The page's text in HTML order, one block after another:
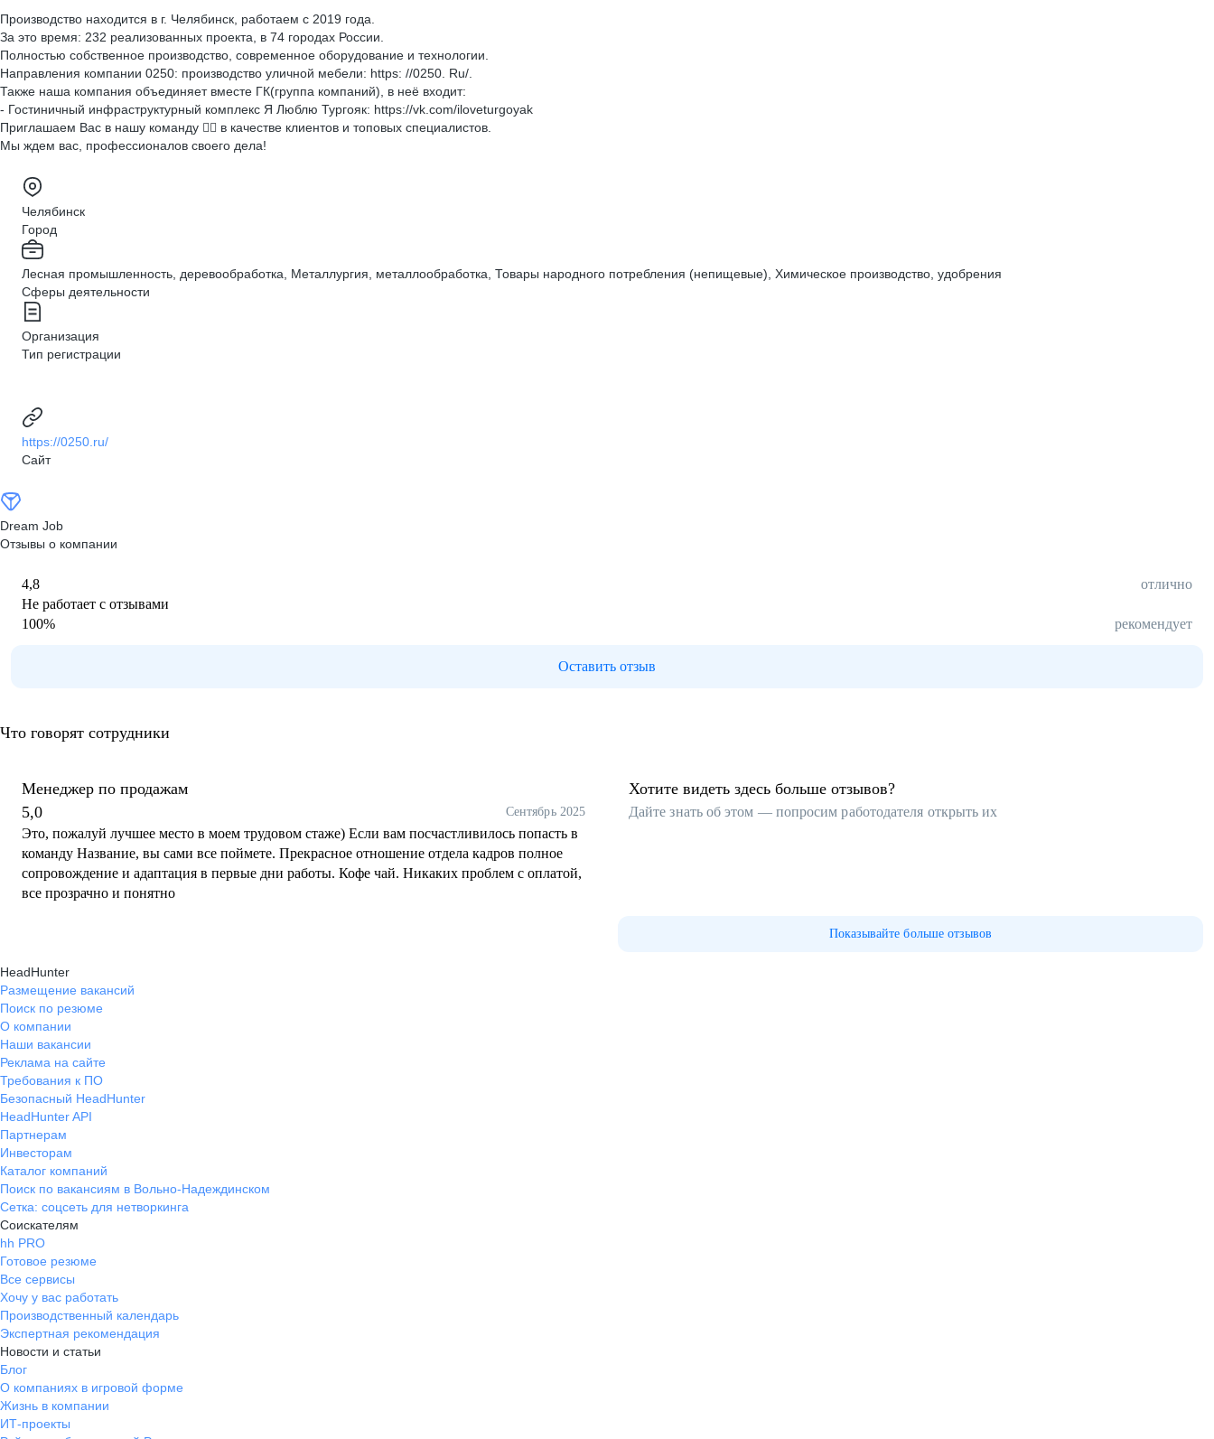
Производство находится в г. Челябинск, работаем с 2019 года.
За это время: 232 реализованных проекта, в 74 городах России.
Полностью собственное производство, современное оборудование и технологии.
Направления компании 0250: производство уличной мебели: https: //0250. Ru/.
Также наша компания объединяет вместе ГК(группа компаний), в неё входит:
- Гостиничный инфраструктурный комплекс Я Люблю Тургояк: https://vk.com/iloveturgoyak
Приглашаем Вас в нашу команду 💁‍♀️ в качестве клиентов и топовых специалистов.
Мы ждем вас, профессионалов своего дела!
Челябинск
Город
Лесная промышленность, деревообработка, Металлургия, металлообработка, Товары народного потребления (непищевые), Химическое производство, удобрения
Сферы деятельности
Организация
Тип регистрации
https://0250.ru/
Сайт
Dream Job
Отзывы о компании
4,8
отлично
Не работает с отзывами
100% рекомендует
Оставить отзыв
Что говорят сотрудники
Менеджер по продажам
5,0
Сентябрь 2025
Это, пожалуй лучшее место в моем трудовом стаже) Если вам посчастливилось попасть в
команду Название, вы сами все поймете. Прекрасное отношение отдела кадров полное
сопровождение и адаптация в первые дни работы. Кофе чай. Никаких проблем с оплатой,
все прозрачно и понятно
Хотите видеть здесь больше отзывов?
Дайте знать об этом — попросим работодателя открыть их
Показывайте больше отзывов
HeadHunter
Размещение вакансий
Поиск по резюме
О компании
Наши вакансии
Реклама на сайте
Требования к ПО
Безопасный HeadHunter
HeadHunter API
Партнерам
Инвесторам
Каталог компаний
Поиск по вакансиям в Вольно-Надеждинском
Сетка: соцсеть для нетворкинга
Соискателям
hh PRO
Готовое резюме
Все сервисы
Хочу у вас работать
Производственный календарь
Экспертная рекомендация
Новости и статьи
Блог
О компаниях в игровой форме
Жизнь в компании
ИТ-проекты